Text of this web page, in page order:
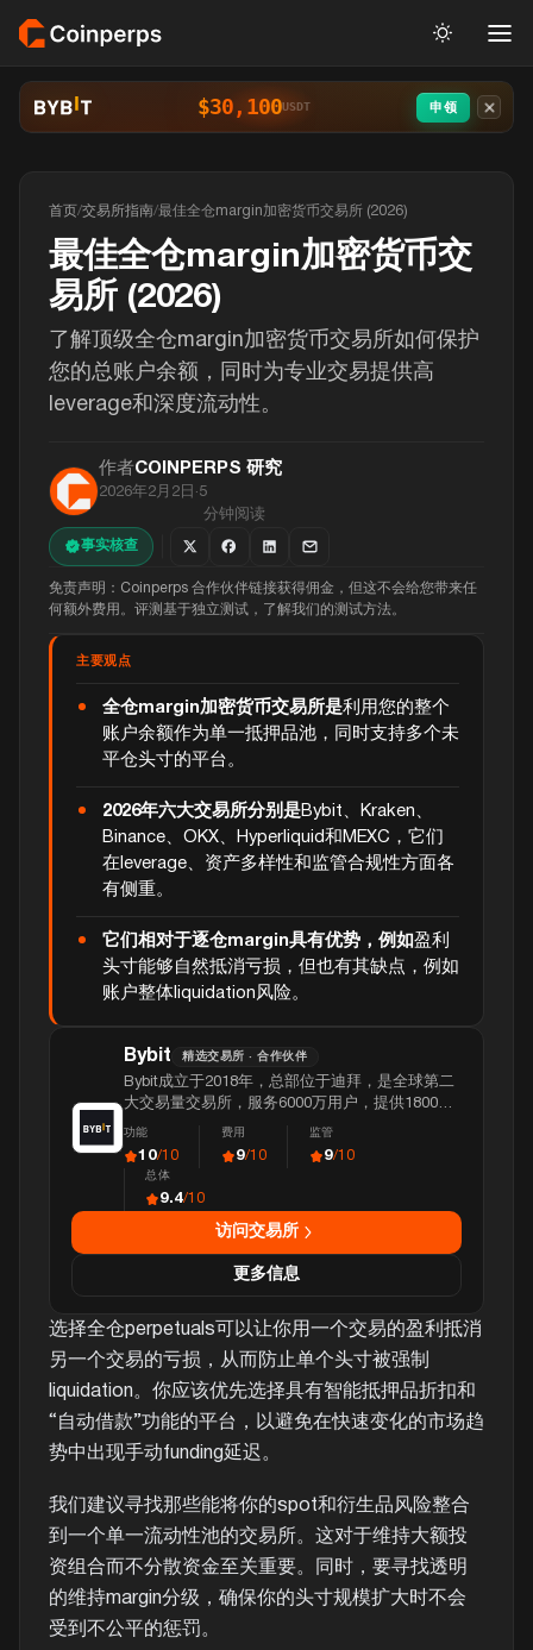
$30,100USDT 申领
首页/交易所指南/最佳全仓margin加密货币交易所 (2026)
最佳全仓margin加密货币交
易所 (2026)
了解顶级全仓margin加密货币交易所如何保护
您的总账户余额，同时为专业交易提供高
leverage和深度流动性。
作者COINPERPS 研究
2026年2月2日 ·5
分钟阅读
事实核查
免责声明：Coinperps 合作伙伴链接获得佣金，但这不会给您带来任
何额外费用。评测基于独立测试，了解我们的测试方法。
主要观点
全仓margin加密货币交易所是利用您的整个
账户余额作为单一抵押品池，同时支持多个未
平仓头寸的平台。
2026年六大交易所分别是Bybit、Kraken、
Binance、OKX、Hyperliquid和MEXC，它们
在leverage、资产多样性和监管合规性方面各
有侧重。
它们相对于逐仓margin具有优势，例如盈利
头寸能够自然抵消亏损，但也有其缺点，例如
账户整体liquidation风险。
Bybit 精选交易所 · 合作伙伴
Bybit成立于2018年，总部位于迪拜，是全球第二
大交易量交易所，服务6000万用户，提供1800多
种资产，日交易额超过110亿美元。
功能
10/10
费用
9/10
监管
9/10
总体
9.4/10
访问交易所
更多信息
选择全仓perpetuals可以让你用一个交易的盈利抵消
另一个交易的亏损，从而防止单个头寸被强制
liquidation。你应该优先选择具有智能抵押品折扣和
“自动借款”功能的平台，以避免在快速变化的市场趋
势中出现手动funding延迟。
我们建议寻找那些能将你的spot和衍生品风险整合
到一个单一流动性池的交易所。这对于维持大额投
资组合而不分散资金至关重要。同时，要寻找透明
的维持margin分级，确保你的头寸规模扩大时不会
受到不公平的惩罚。